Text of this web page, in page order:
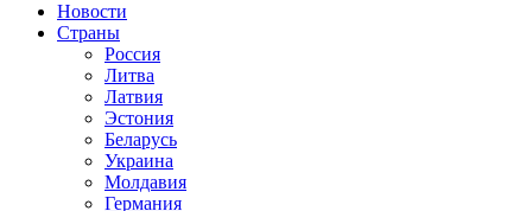
Новости
Страны
Россия
Литва
Латвия
Эстония
Беларусь
Украина
Молдавия
Германия